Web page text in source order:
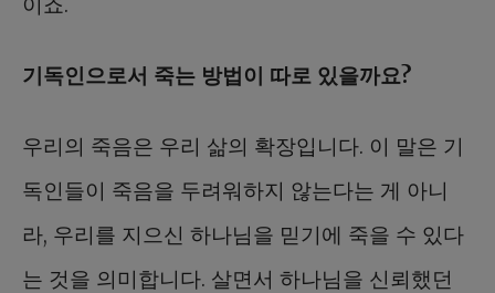
기독인으로서 죽는 방법이 따로 있을까요?
우리의 죽음은 우리 삶의 확장입니다. 이 말은 기
독인들이 죽음을 두려워하지 않는다는 게 아니
라, 우리를 지으신 하나님을 믿기에 죽을 수 있다
는 것을 의미합니다. 살면서 하나님을 신뢰했던